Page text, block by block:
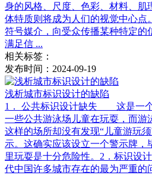
身的风格、尺度、色彩、材料、肌
体特质则将成为人们的视觉中心点
符号媒介，向受众传播某种特定的
满足信 ...
相关标签：
发布时间：2024-09-19
浅析城市标识设计的缺陷
1． 公共标识设计缺失 这是一个
一些公共游泳场儿童在玩耍，而游
这样的场所却没有发现“儿童游玩
示。这确实应该设立一个警示牌，
里玩耍是十分危险性。2．标识
代中国许多城市存在的最为严重的